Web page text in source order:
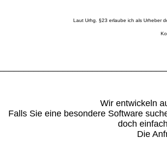
Laut Urhg. §23 erlaube ich als Urheber
Wir entwickeln
Falls Sie eine besondere Software
doch
Die